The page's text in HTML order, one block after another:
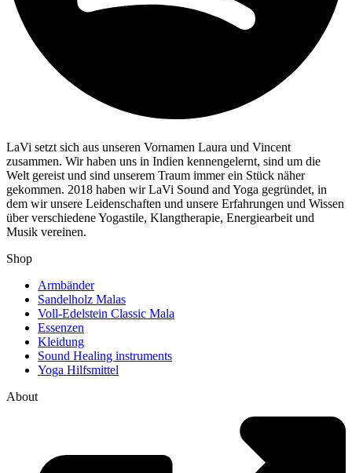
LaVi setzt sich aus unseren Vornamen Laura und Vincent
zusammen. Wir haben uns in Indien kennengelernt, sind um die
Welt gereist und sind unserem Traum immer ein Stück näher
gekommen. 2018 haben wir LaVi Sound and Yoga gegründet, in
dem wir unsere Leidenschaften und unsere Erfahrungen und Wissen
über verschiedene Yogastile, Klangtherapie, Energiearbeit und
Musik vereinen.
Shop
Armbänder
Sandelholz Malas
Voll-Edelstein Classic Mala
Essenzen
Kleidung
Sound Healing instruments
Yoga Hilfsmittel
About